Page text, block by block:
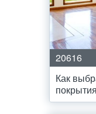
20616
Как